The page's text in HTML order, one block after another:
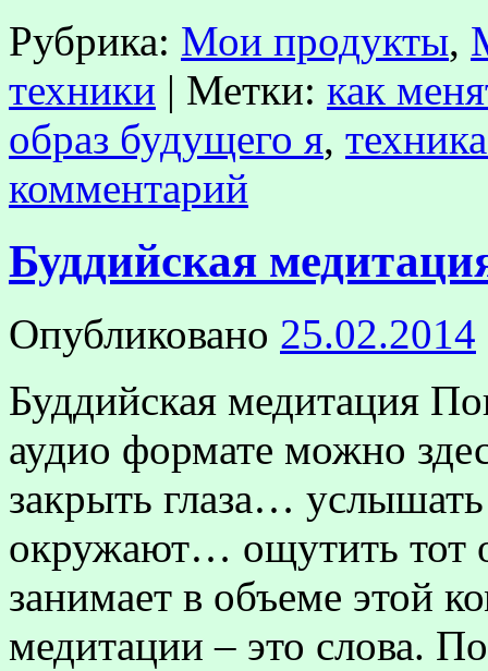
Рубрика: Мои продукты,
техники | Метки: как
образ будущего я,
комментарий
Буддийская
Опубликовано 25.02.2014
Буддийская медитация
аудио формате можно
закрыть глаза…
окружают… ощутить тот
занимает в объеме этой
медитации – это слова.